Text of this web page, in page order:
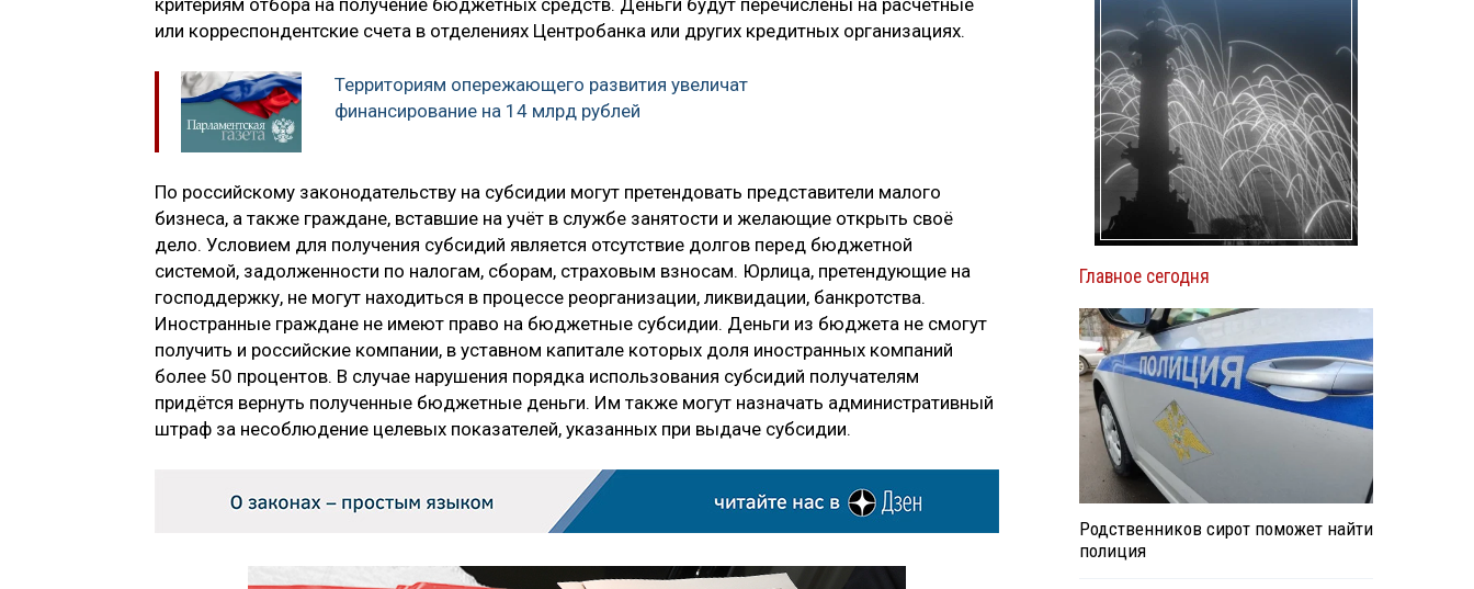
или корреспондентские счета в отделениях Центробанка или других кредитных организациях.
Территориям опережающего развития увеличат
финансирование на 14 млрд рублей
По российскому законодательству на субсидии могут претендовать представители малого
бизнеса, а также граждане, вставшие на учёт в службе занятости и желающие открыть своё
дело. Условием для получения субсидий является отсутствие долгов перед бюджетной
системой, задолженности по налогам, сборам, страховым взносам. Юрлица, претендующие на
господдержку, не могут находиться в процессе реорганизации, ликвидации, банкротства.
Иностранные граждане не имеют право на бюджетные субсидии. Деньги из бюджета не смогут
получить и российские компании, в уставном капитале которых доля иностранных компаний
более 50 процентов. В случае нарушения порядка использования субсидий получателям
придётся вернуть полученные бюджетные деньги. Им также могут назначать административный
штраф за несоблюдение целевых показателей, указанных при выдаче субсидии.
Главное сегодня
Родственников сирот поможет найти
полиция